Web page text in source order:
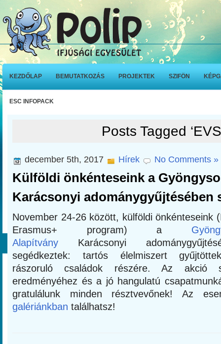
KEZDŐLAP BEMUTATKOZÁS PROJEKTEK SZIFÖN
ESC INFOPACK
Posts Tagged
december 5th, 2017 Hírek No Comments »
Külföldi önkénteseink a
Karácsonyi adománygyűjtésében
November 24-26 között, külföldi önkénteseink
Erasmus+ program) a
Alapítvány Karácsonyi
segédkeztek: tartós élelmiszert
rászoruló családok részére. Az akció
eredményéhez és a jó hangulatú
gratulálunk minden résztvevőnek! Az
galériánkban találhatsz!